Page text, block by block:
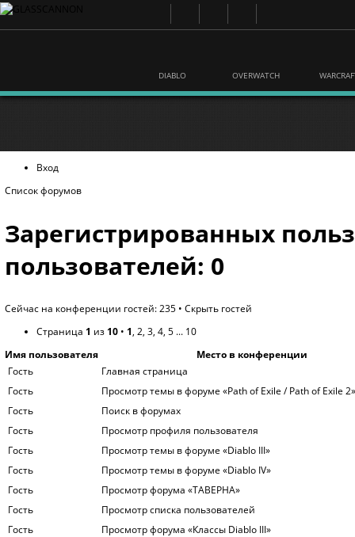
DIABLO OVERWATCH
Вход
Список форумов
Зарегистрированных
пользователей: 0
Сейчас на конференции гостей: 235 • Скрыть гостей
Страница 1 из 10 • 1, 2, 3, 4, 5 ... 10
Имя пользователя
Место в конференции
Гость
Главная страница
Гость
Просмотр темы в форуме «Path of Exile / Path of Exile 2»
Гость
Поиск в форумах
Гость
Просмотр профиля пользователя
Гость
Просмотр темы в форуме «Diablo III»
Гость
Просмотр темы в форуме «Diablo IV»
Гость
Просмотр форума «ТАВЕРНА»
Гость
Просмотр списка пользователей
Гость
Просмотр форума «Классы Diablo III»